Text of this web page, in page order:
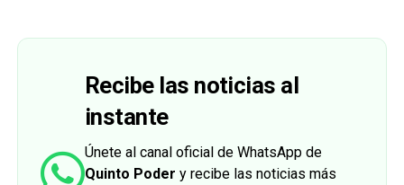
Recibe las noticias al
instante
Únete al canal oficial de WhatsApp de
Quinto Poder y recibe las noticias más